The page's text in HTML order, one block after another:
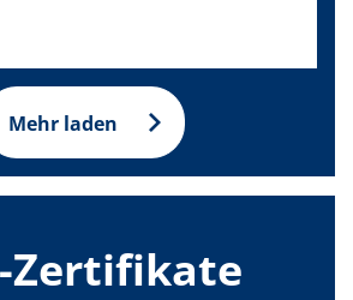
Mehr laden
Zertifikate